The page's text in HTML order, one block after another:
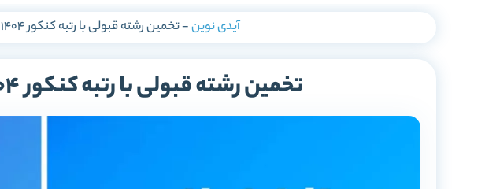
آیدی نوین-تخمین رشته قبولی با رتبه کنکور 1404 (رایگان)
تخمین رشته قبولی با رتبه کنکور 1404 (رایگان)